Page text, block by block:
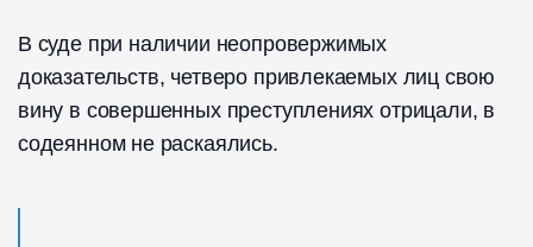
В суде при наличии неопровержимых
доказательств, четверо привлекаемых лиц свою
вину в совершенных преступлениях отрицали, в
содеянном не раскаялись.